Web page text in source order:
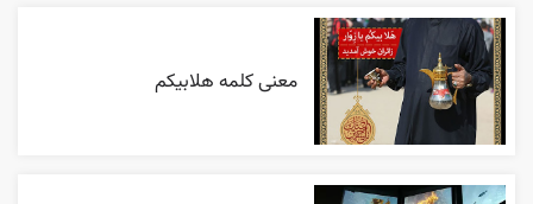
معنی کلمه هلابیکم